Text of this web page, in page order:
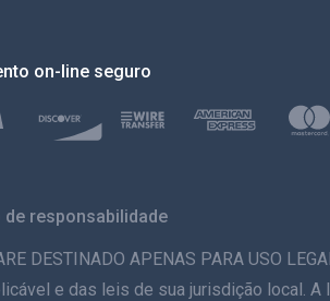
on-line seguro
de responsabilidade
DESTINADO APENAS PARA USO
e das leis de sua jurisdição local.